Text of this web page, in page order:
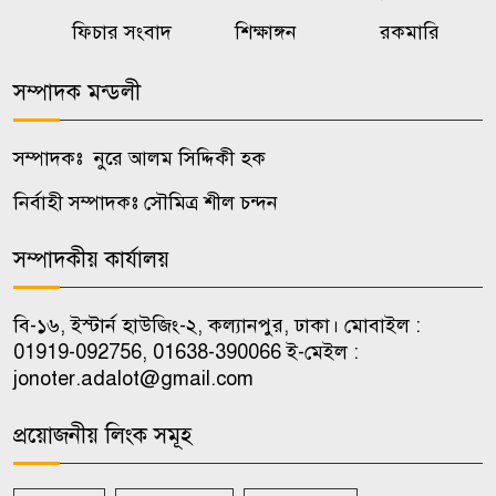
রাষ্ট্রের গুরুত্বপূর্ণ ব্যক্তিদের নিয়ে
ওয়েব সিরিজ দেখে স্ত্রীকে হত্যা,
৮
৯
শৃঙ্খলাভঙ্গের অভিযোগে জাবি
ছাত্রদলের যুগ্ম আহ্বায়ককে শোকজ
১০
ফিচার সংবাদ
শিক্ষাঙ্গন রকমারি
সম্পাদক মন্ডলী
সম্পাদকঃ নুরে আলম সিদ্দিকী হক
নির্বাহী সম্পাদকঃ সৌমিত্র শীল চন্দন
সম্পাদকীয় কার্যালয়
বি-১৬, ইস্টার্ন হাউজিং-২, কল্যানপুর, ঢাকা। মোবাইল :
01919-092756, 01638-390066 ই-মেইল :
jonoter.adalot@gmail.com
প্রয়োজনীয় লিংক সমূহ